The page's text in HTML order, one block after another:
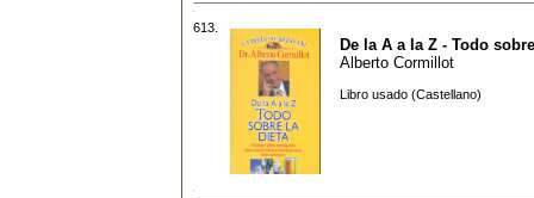
613.
De la A a la Z - Todo
Alberto Cormillot
Libro usado (Castellano)